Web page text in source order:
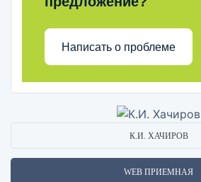
Написать о проблеме
К.И. ХАЧИРОВ
WEB ПРИЕМНАЯ